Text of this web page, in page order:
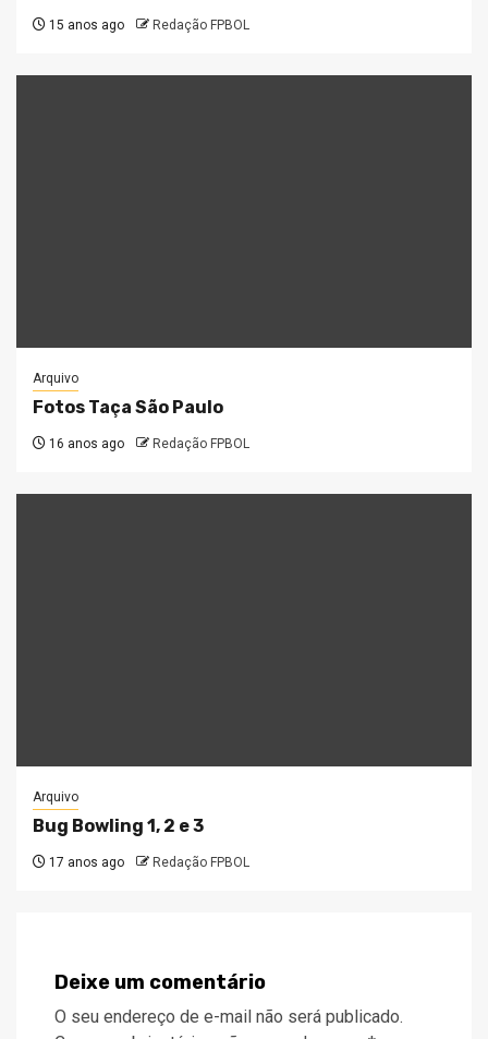
15 anos ago Redação FPBOL
Arquivo
Fotos Taça São Paulo
16 anos ago Redação FPBOL
Arquivo
Bug Bowling 1, 2 e 3
17 anos ago Redação FPBOL
Deixe um comentário
O seu endereço de e-mail não será publicado.